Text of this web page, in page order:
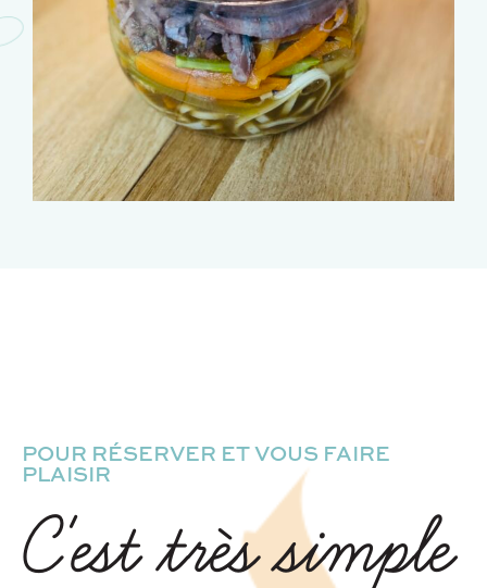
POUR RÉSERVER ET VOUS FAIRE
PLAISIR
C'est très simple